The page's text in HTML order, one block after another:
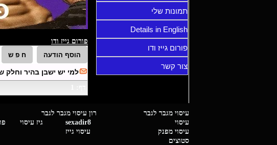
תמונות שלי
Details in English
פורום גייז ודו
צור קשר
פורום גייז ודו
למי יש ישבן בהיר וחלק
עיסוי מגבר לגבר רון עיסוי מגבר לגבר
עיסוי sexadir8 גיז עיסוי
עיסוי מפנק
עיסוי גייז
סטוצים